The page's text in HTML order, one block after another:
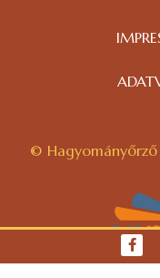
© Hagyományőrző